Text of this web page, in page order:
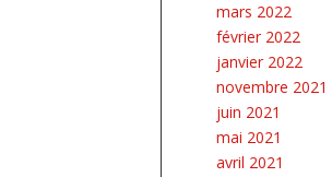
mars 2022
février 2022
janvier 2022
novembre 2021
juin 2021
mai 2021
avril 2021